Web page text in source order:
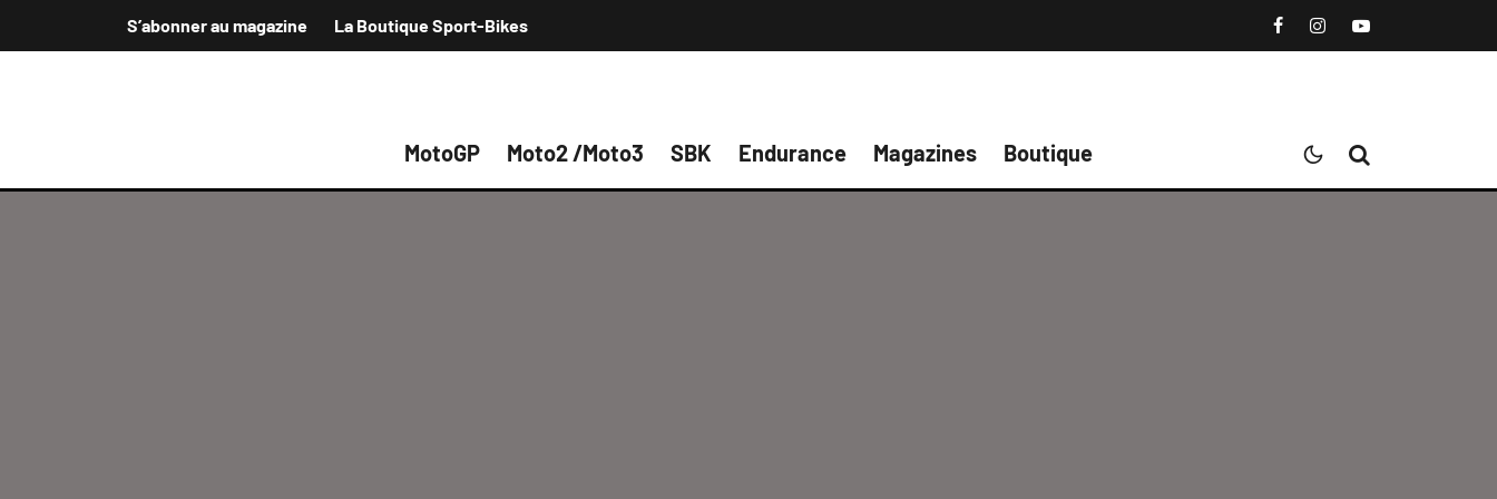
S’abonner au magazine La Boutique Sport-Bikes
MotoGP Moto2 /Moto3 SBK Endurance Magazines Boutique